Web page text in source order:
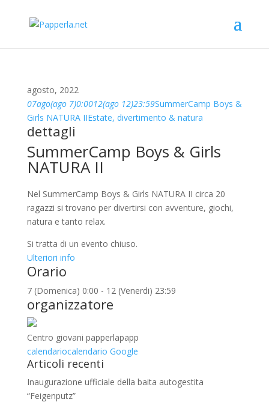
agosto, 2022
07ago(ago 7)0:0012(ago 12)23:59SummerCamp Boys &
Girls NATURA IIEstate, divertimento & natura
dettagli
SummerCamp Boys & Girls
NATURA II
Nel SummerCamp Boys & Girls NATURA II circa 20
ragazzi si trovano per divertirsi con avventure, giochi,
natura e tanto relax.
Si tratta di un evento chiuso.
Ulteriori info
Orario
7 (Domenica) 0:00 - 12 (Venerdi) 23:59
organizzatore
Centro giovani papperlapapp
calendariocalendario Google
Articoli recenti
Inaugurazione ufficiale della baita autogestita
“Feigenputz”